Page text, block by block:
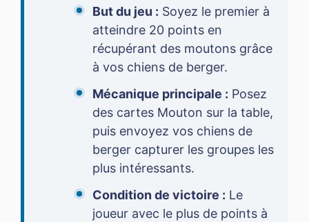
But du jeu : Soyez le premier à
atteindre 20 points en
récupérant des moutons grâce
à vos chiens de berger.
Mécanique principale : Posez
des cartes Mouton sur la table,
puis envoyez vos chiens de
berger capturer les groupes les
plus intéressants.
Condition de victoire : Le
joueur avec le plus de points à